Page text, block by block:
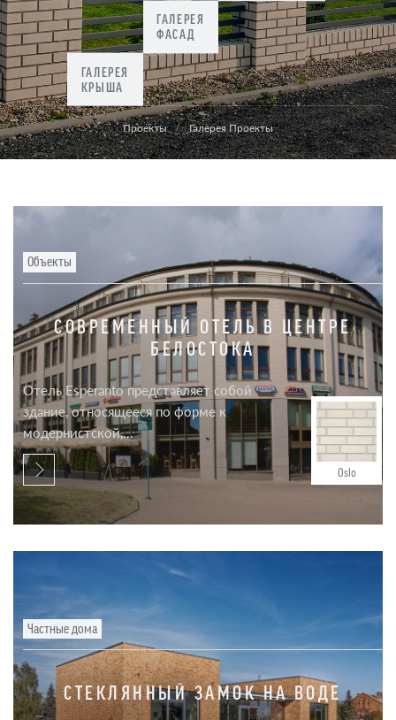
ГАЛЕРЕЯ
КРЫША
ГАЛЕРЕЯ
ФАСАД
Проекты Галерея Проекты
Объекты
СОВРЕМЕННЫЙ ОТЕЛЬ В ЦЕНТРЕ
БЕЛОСТОКА
Отель Esperanto представляет собой
здание, относящееся по форме к
модернистской,...
Oslo
Частные дома
СТЕКЛЯННЫЙ ЗАМОК НА ВОДЕ